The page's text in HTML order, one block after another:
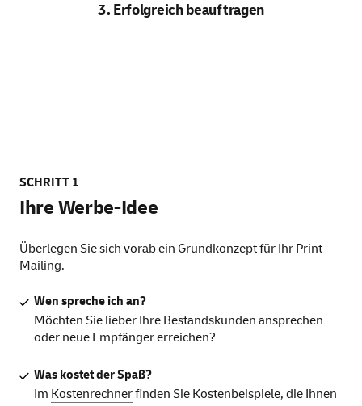
3. Erfolgreich beauftragen
SCHRITT 1
Ihre Werbe-Idee
Überlegen Sie sich vorab ein Grundkonzept für Ihr Print-
Mailing.
Wen spreche ich an?
Möchten Sie lieber Ihre Bestandskunden ansprechen
oder neue Empfänger erreichen?
Was kostet der Spaß?
Im Kostenrechnerfinden Sie Kostenbeispiele, die Ihnen